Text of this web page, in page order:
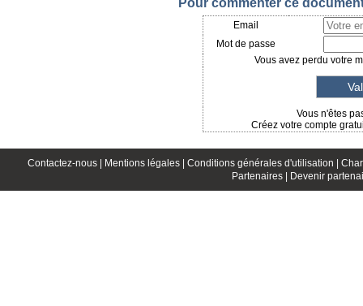
Email
Mot de passe
Vous avez perdu votre
Vous n'êtes
Créez votre compte
Contactez-nous | Mentions légales | Conditions générales d'utilisation |
Partenaires |
Devenir